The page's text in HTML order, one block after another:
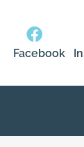
Facebook